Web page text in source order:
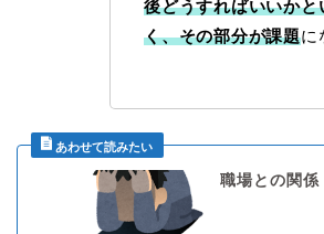
後どうすればいいかと
く、その部分が課題に
職場との関係